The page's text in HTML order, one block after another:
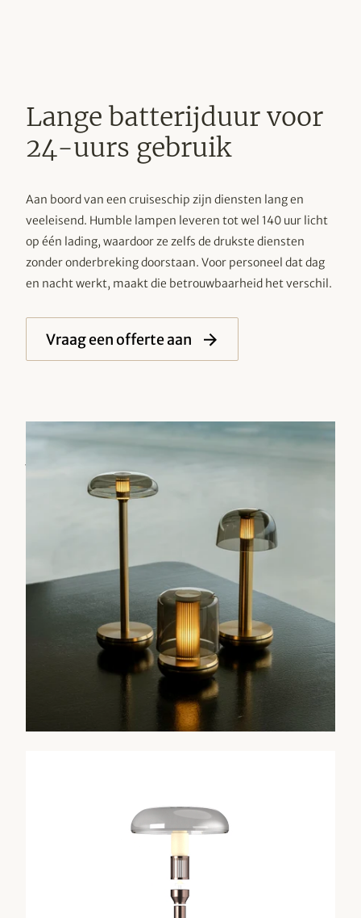
Lange batterijduur voor
24-uurs gebruik
Aan boord van een cruiseschip zijn diensten lang en
veeleisend. Humble lampen leveren tot wel 140 uur licht
op één lading, waardoor ze zelfs de drukste diensten
zonder onderbreking doorstaan. Voor personeel dat dag
en nacht werkt, maakt die betrouwbaarheid het verschil.
Vraag een offerte aan
Vervangbare onderdelen
en eenvoudig
onderhoud
Elke Humble lamp is modulair en opgebouwd uit
duurzame, vervangbare componenten. Van batterijen en
ledmodules tot kappen en printplaten,
reserveonderdelen zijn altijd beschikbaar en eenvoudig
te vervangen. Dat betekent dat een lamp niet
weggegooid hoeft te worden als er iets kapotgaat.